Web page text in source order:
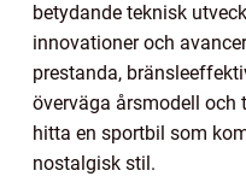
betydande teknisk
innovationer och
prestanda,
överväga årsmodell och
hitta en sportbil som
nostalgisk stil.